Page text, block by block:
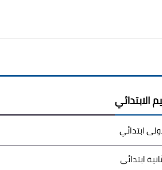
الابتدائي
ابتدائي
ابتدائي